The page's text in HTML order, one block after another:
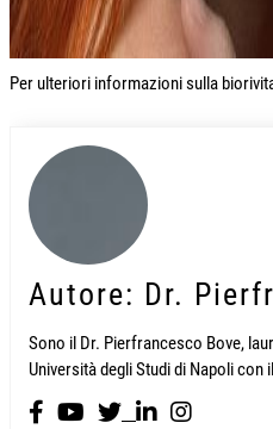
Per ulteriori informazioni sulla
Autore: Dr.
Sono il Dr. Pierfrancesco Bove,
Università degli Studi di Napoli con